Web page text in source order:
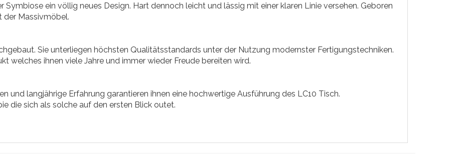
Symbiose ein völlig neues Design. Hart dennoch leicht und lässig mit einer klaren Linie versehen. Geboren
der Massivmöbel.
Sie unterliegen höchsten Qualitätsstandards unter der Nutzung modernster Fertigungstechniken.
welches ihnen viele Jahre und immer wieder Freude bereiten wird.
und langjährige Erfahrung garantieren ihnen eine hochwertige Ausführung des LC10 Tisch.
die sich als solche auf den ersten Blick outet.